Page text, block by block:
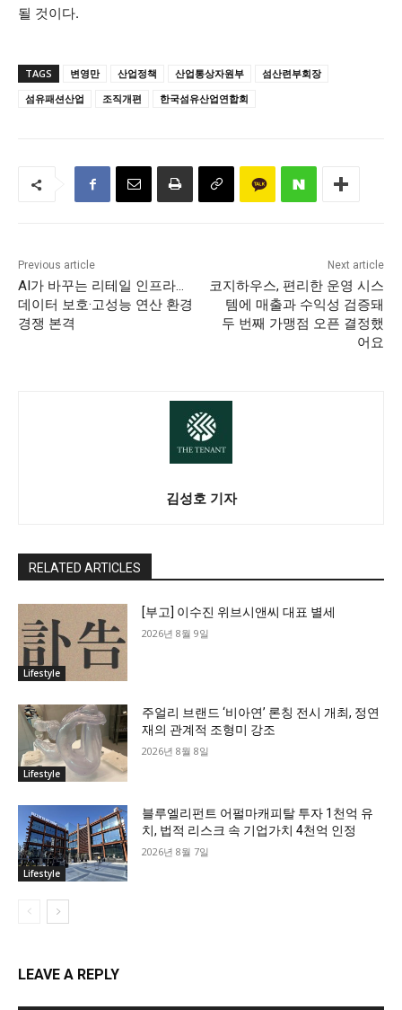
될 것이다.
TAGS 변영만 산업정책 산업통상자원부
섬산련부회장
섬유패션산업
조직개편 한국섬유산업연합회
Previous article
AI가 바꾸는 리테일 인프라…
데이터 보호·고성능 연산 환경
경쟁 본격
Next article
코지하우스, 편리한 운영 시스
템에 매출과 수익성 검증돼
두 번째 가맹점 오픈 결정했
어요
김성호 기자
RELATED ARTICLES
Lifestyle
[부고] 이수진 위브시앤씨 대표 별세
2026년 8월 9일
Lifestyle
주얼리 브랜드 ‘비아연’ 론칭 전시 개최, 정연
재의 관계적 조형미 강조
2026년 8월 8일
Lifestyle
블루엘리펀트 어펄마캐피탈 투자 1천억 유
치, 법적 리스크 속 기업가치 4천억 인정
2026년 8월 7일
LEAVE A REPLY